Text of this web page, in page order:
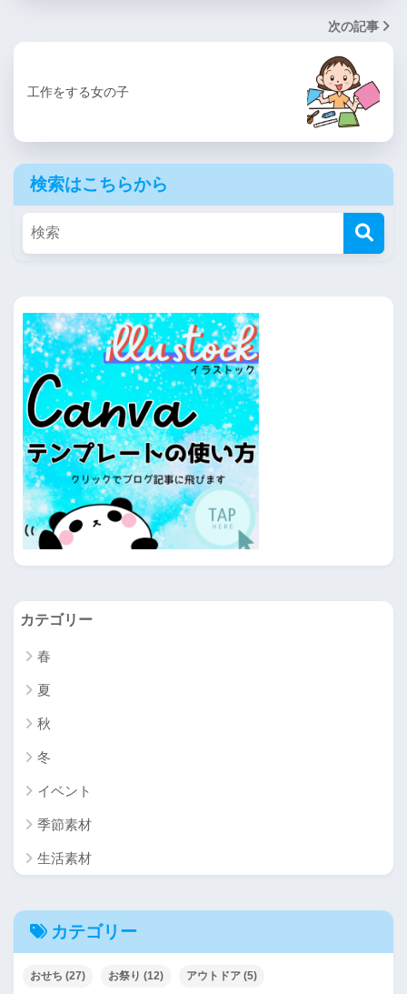
次の記事
工作をする女の子
検索はこちらから
カテゴリー
春
夏
秋
冬
イベント
季節素材
生活素材
カテゴリー
おせち (27) お祭り (12) アウトドア (5)